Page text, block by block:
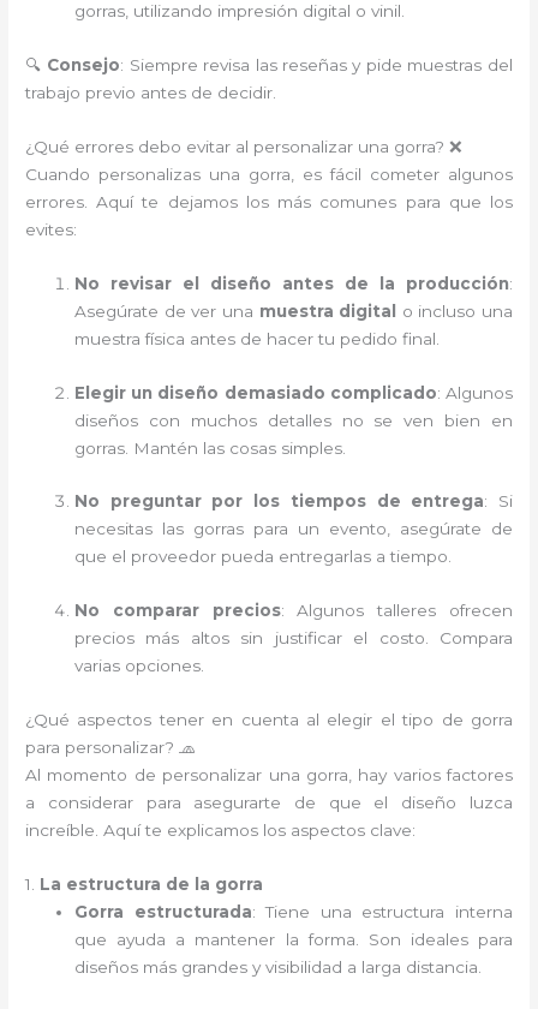
gorras, utilizando impresión digital o vinil.
🔍 Consejo: Siempre revisa las reseñas y pide muestras del
trabajo previo antes de decidir.
¿Qué errores debo evitar al personalizar una gorra? ❌
Cuando personalizas una gorra, es fácil cometer algunos
errores. Aquí te dejamos los más comunes para que los
evites:
No revisar el diseño antes de la producción:
Asegúrate de ver una muestra digital
o incluso una
muestra física antes de hacer tu pedido final.
Elegir un diseño demasiado complicado: Algunos
diseños con muchos detalles no se ven bien en
gorras. Mantén las cosas simples.
No preguntar por los tiempos de entrega: Si
necesitas las gorras para un evento, asegúrate de
que el proveedor pueda entregarlas a tiempo.
No comparar precios: Algunos talleres ofrecen
precios más altos sin justificar el costo. Compara
varias opciones.
¿Qué aspectos tener en cuenta al elegir el tipo de gorra
para personalizar? 🧢
Al momento de personalizar una gorra, hay varios factores
a considerar para asegurarte de que el diseño luzca
increíble. Aquí te explicamos los aspectos clave:
1. La estructura de la gorra
Gorra estructurada: Tiene una estructura interna
que ayuda a mantener la forma. Son ideales para
diseños más grandes y visibilidad a larga distancia.